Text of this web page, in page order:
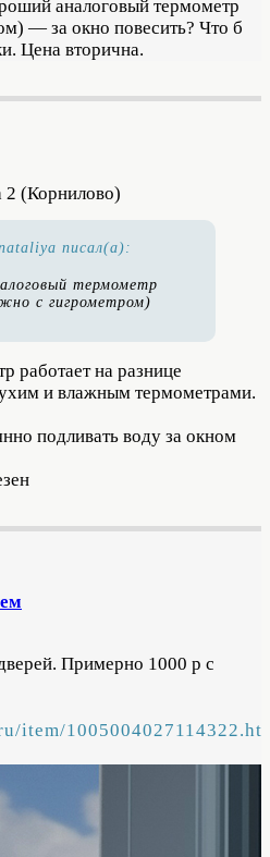
аналоговый термометр
— за окно повесить? Что б
Цена вторична.
2 (Корнилово)
писал(а):
термометр
с гигрометром)
работает на разнице
и влажным термометрами.
подливать воду за окном
Примерно 1000 р с
item/